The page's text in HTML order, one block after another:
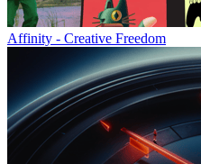
Affinity - Creative Freedom